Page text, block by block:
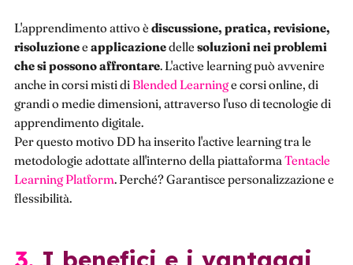
L'apprendimento attivo è discussione, pratica, revisione,
risoluzionee applicazionedelle soluzioni nei problemi
che si possono affrontare. L'active learning può avvenire
anche in corsi misti di Blended Learninge corsi online, di
grandi o medie dimensioni, attraverso l'uso di tecnologie di
apprendimento digitale.
Per questo motivo DD ha inserito l'active learning tra le
metodologie adottate all'interno della piattaforma Tentacle
Learning Platform. Perché? Garantisce personalizzazione e
flessibilità.